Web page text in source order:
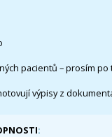
pacientů – prosím
výpisy z
: